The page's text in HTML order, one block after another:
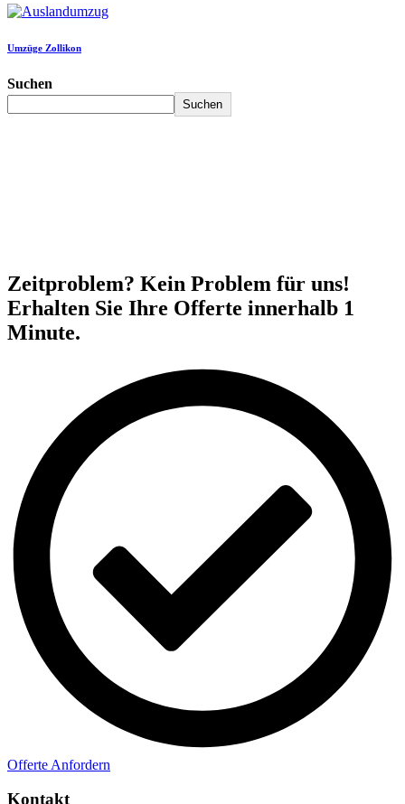
Umzüge Zollikon
Suchen
Suchen
Zeitproblem? Kein Problem für uns!
Erhalten Sie Ihre Offerte innerhalb 1
Minute.
Offerte Anfordern
Kontakt